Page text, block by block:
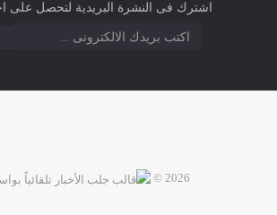
اشترك فى النشرة البريدية لتحصل على
2026 ©